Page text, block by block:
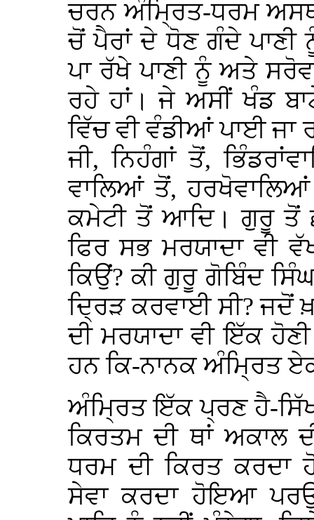
ਚਰਨ ਅੰਮ੍ਰਿਤ-ਧਰਮ
ਚੋਂ ਪੈਰਾਂ ਦੇ ਧੋਣ ਗੰਦੇ ਪਾਣੀ
ਪਾ ਰੱਖੇ ਪਾਣੀ ਨੂੰ ਅਤੇ
ਰਹੇ ਹਾਂ। ਜੇ ਅਸੀਂ ਖੰਡ
ਵਿੱਚ ਵੀ ਵੰਡੀਆਂ ਪਾਈ ਜਾ
ਜੀ, ਨਿਹੰਗਾਂ ਤੋਂ,
ਵਾਲਿਆਂ ਤੋਂ,
ਕਮੇਟੀ ਤੋਂ ਆਦਿ। ਗੁਰੂ ਤੋਂ
ਫਿਰ ਸਭ ਮਰਯਾਦਾ ਵੀ
ਕਿਉਂ? ਕੀ ਗੁਰੂ ਗੋਬਿੰਦ
ਦ੍ਰਿੜ ਕਰਵਾਈ ਸੀ? ਜਦੋਂ
ਦੀ ਮਰਯਾਦਾ ਵੀ ਇੱਕ
ਹਨ ਕਿ-ਨਾਨਕ ਅੰਮ੍ਰਿਤ
ਅੰਮ੍ਰਿਤ ਇੱਕ ਪ੍ਰਣ ਹੈ-
ਕਿਰਤਮ ਦੀ ਥਾਂ ਅਕਾਲ
ਧਰਮ ਦੀ ਕਿਰਤ
ਸੇਵਾ ਕਰਦਾ ਹੋਇਆ